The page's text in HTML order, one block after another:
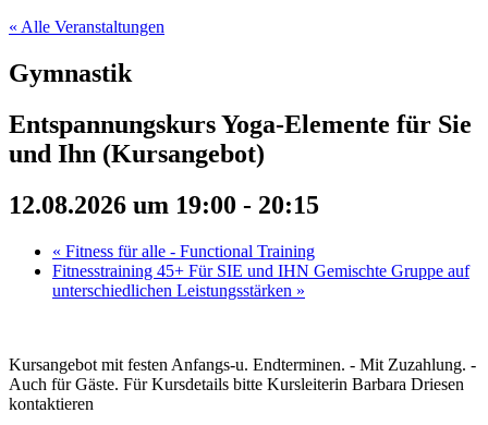
« Alle Veranstaltungen
Gymnastik
Entspannungskurs Yoga-Elemente für Sie
und Ihn (Kursangebot)
12.08.2026 um 19:00 - 20:15
« Fitness für alle - Functional Training
Fitnesstraining 45+ Für SIE und IHN Gemischte Gruppe auf
unterschiedlichen Leistungsstärken »
Kursangebot mit festen Anfangs-u. Endterminen. - Mit Zuzahlung. -
Auch für Gäste. Für Kursdetails bitte Kursleiterin Barbara Driesen
kontaktieren